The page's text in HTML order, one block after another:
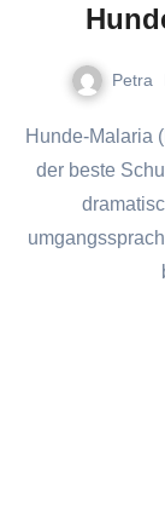
Petra
Hunde-Malaria (Babesiose): Symptome, Behandlung und
der beste